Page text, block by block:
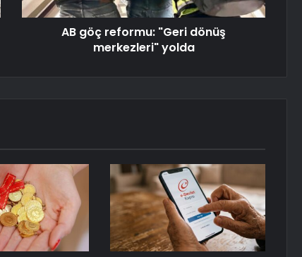
AB göç reformu: "Geri dönüş
merkezleri" yolda